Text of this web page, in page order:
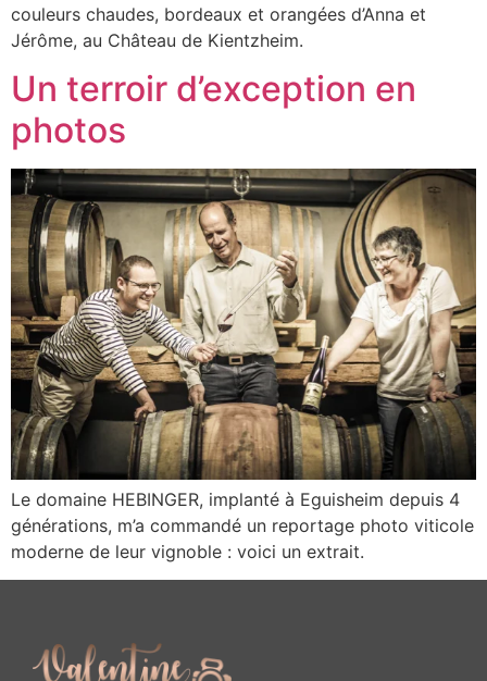
couleurs chaudes, bordeaux et orangées d’Anna et
Jérôme, au Château de Kientzheim.
Un terroir d’exception en
photos
Le domaine HEBINGER, implanté à Eguisheim depuis 4
générations, m’a commandé un reportage photo viticole
moderne de leur vignoble : voici un extrait.